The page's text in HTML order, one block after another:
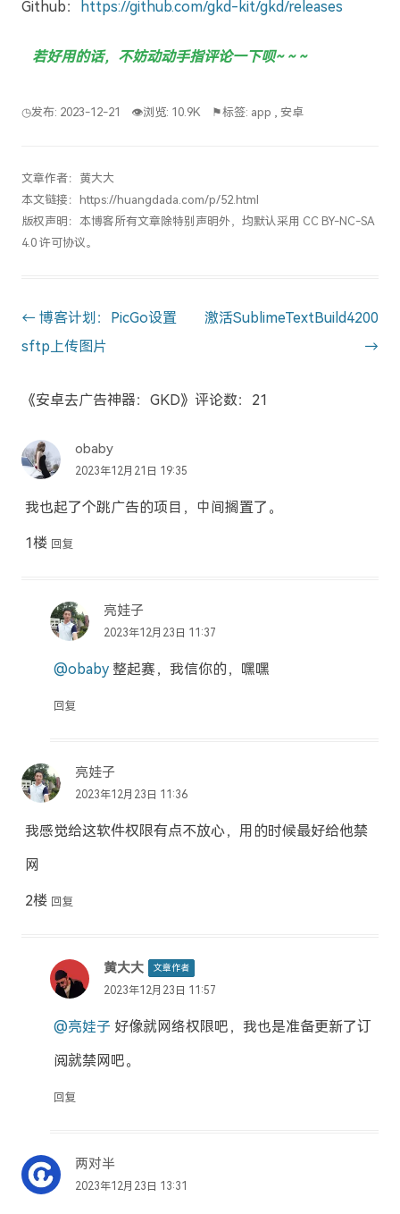
Github： https://github.com/gkd-kit/gkd/releases
若好用的话，不妨动动手指评论一下呗~ ~ ~
◷发布: 2023-12-21 👁浏览: 10.9K ⚑标签: app , 安卓
文章作者： 黄大大
本文链接：
https://huangdada.com/p/52.html
版权声明：本博客所有文章除特别声明外，均默认采用 CC BY-NC-SA
4.0 许可协议。
Post
navigation
← 博客计划：PicGo设置
sftp上传图片
激活SublimeTextBuild4200
→
《安卓去广告神器：GKD》评论数：21
obaby
2023年12月21日 19:35
我也起了个跳广告的项目，中间搁置了。
1楼 回复
亮娃子
2023年12月23日 11:37
@obaby 整起赛，我信你的，嘿嘿
回复
亮娃子
2023年12月23日 11:36
我感觉给这软件权限有点不放心，用的时候最好给他禁
网
2楼 回复
黄大大 文章作者
2023年12月23日 11:57
@亮娃子 好像就网络权限吧，我也是准备更新了订
阅就禁网吧。
回复
两对半
2023年12月23日 13:31